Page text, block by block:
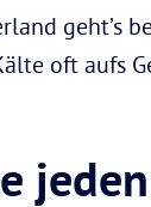
geht’s
oft aufs